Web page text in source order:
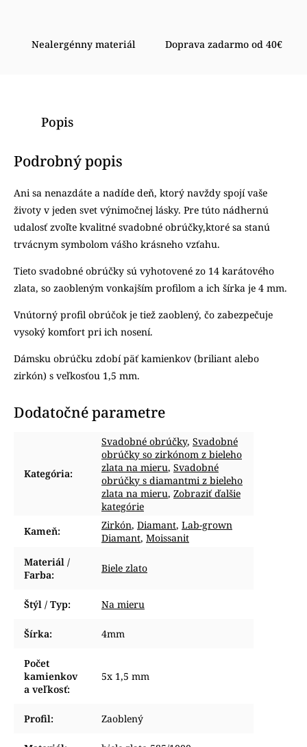
Nealergénny materiál Doprava zadarmo od 40€
Popis
Podrobný popis
Ani sa nenazdáte a nadíde deň, ktorý navždy spojí vaše
životy v jeden svet výnimočnej lásky. Pre túto nádhernú
udalosť zvoľte kvalitné svadobné obrúčky,ktoré sa stanú
trvácnym symbolom vášho krásneho vzťahu.
Tieto svadobné obrúčky sú vyhotovené zo 14 karátového
zlata, so zaobleným vonkajším profilom a ich šírka je 4 mm.
Vnútorný profil obrúčok je tiež zaoblený, čo zabezpečuje
vysoký komfort pri ich nosení.
Dámsku obrúčku zdobí päť kamienkov (briliant alebo
zirkón) s veľkosťou 1,5 mm.
Dodatočné parametre
Kategória:
Svadobné obrúčky, Svadobné
obrúčky so zirkónom z bieleho
zlata na mieru, Svadobné
obrúčky s diamantmi z bieleho
zlata na mieru, Zobraziť ďalšie
kategórie
Kameň: Zirkón, Diamant, Lab-grown
Diamant, Moissanit
Materiál /
Farba:
Biele zlato
Štýl / Typ: Na mieru
Šírka: 4mm
Počet
kamienkov
a veľkosť:
5x 1,5 mm
Profil: Zaoblený